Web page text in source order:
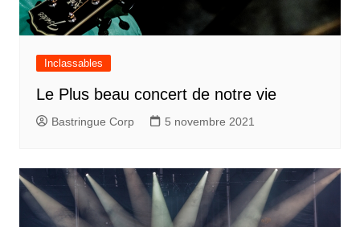
Inclassables
Le Plus beau concert de notre vie
Bastringue Corp 5 novembre 2021